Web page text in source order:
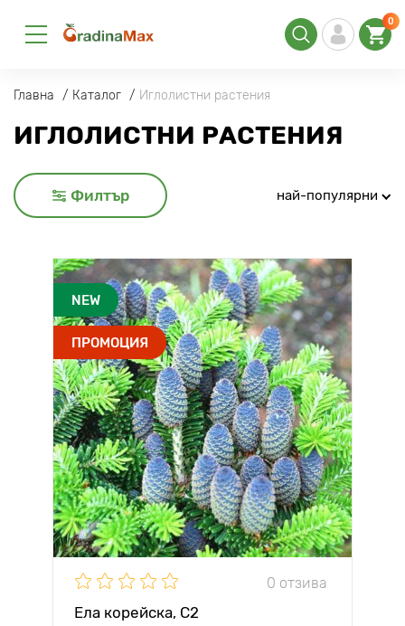
0
Главна Каталог Иглолистни растения
ИГЛОЛИСТНИ РАСТЕНИЯ
Филтър най-популярни
NEW
ПРОМОЦИЯ
0 отзива
Ела корейска, C2